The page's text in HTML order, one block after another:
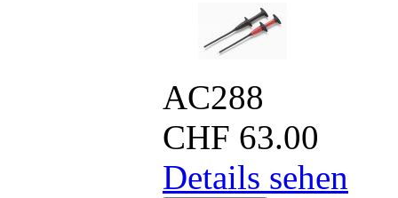
AC288
CHF 63.00
Details sehen